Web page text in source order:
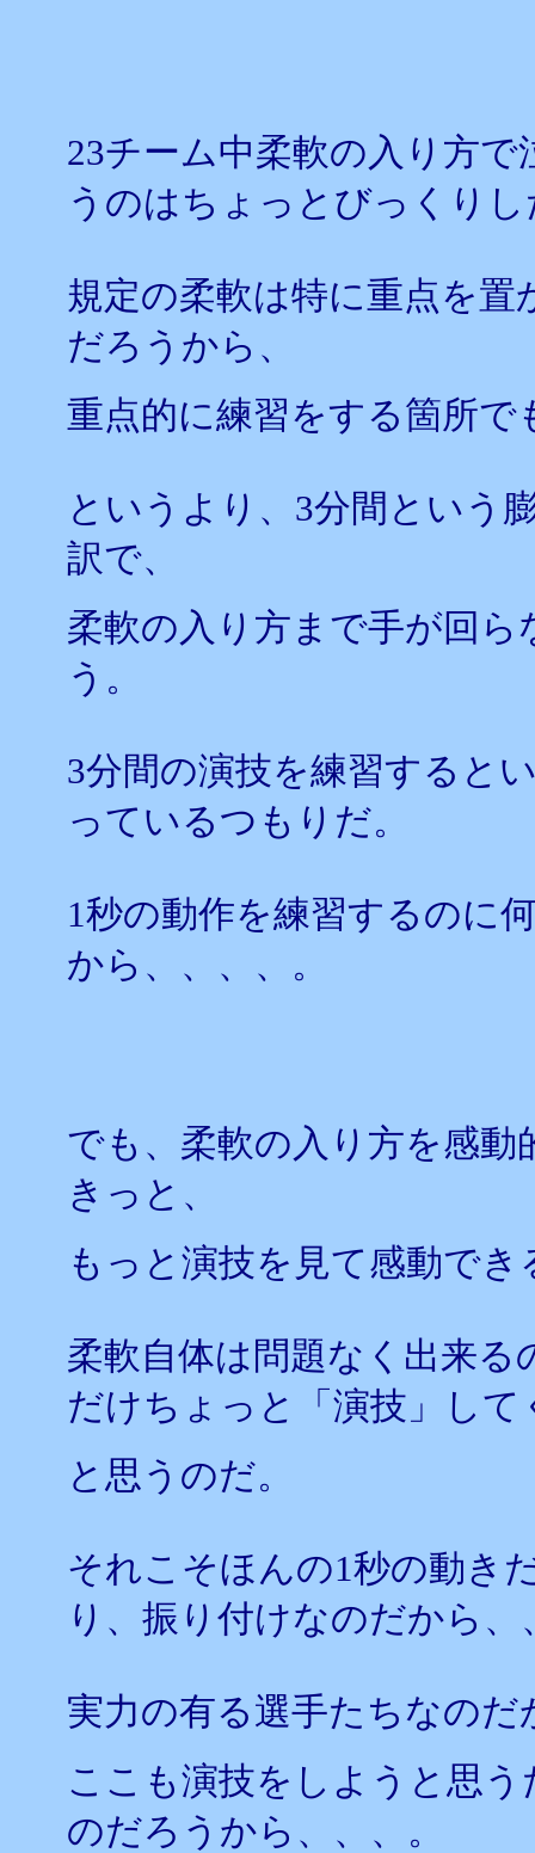
23チーム中柔軟の入り方
うのはちょっとびっくりし
規定の柔軟は特に重点を
だろうから、
重点的に練習をする箇所
というより、3分間という
訳で、
柔軟の入り方まで手が回
う。
3分間の演技を練習すると
っているつもりだ。
1秒の動作を練習するのに
から、、、、。
でも、柔軟の入り方を感
きっと、
もっと演技を見て感動で
柔軟自体は問題なく出来
だけちょっと「演技」して
と思うのだ。
それこそほんの1秒の動き
り、振り付けなのだから、
実力の有る選手たちなのだ
ここも演技をしようと思
のだろうから、、、。